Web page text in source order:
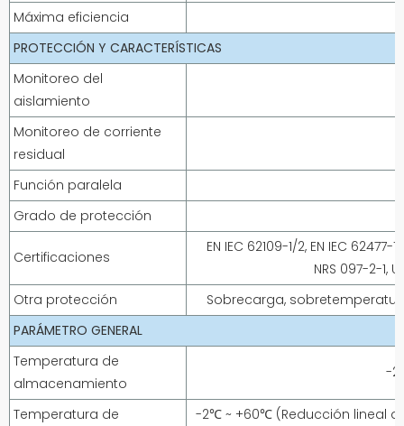
Máxima eficiencia
PROTECCIÓN Y CARACTERÍSTICAS
Monitoreo del
aislamiento
Monitoreo de corriente
residual
Función paralela
Grado de protección
Certificaciones
EN IEC 62109-1/2, EN IEC
NRS 097-2-1,
Otra protección
Sobrecarga,
PARÁMETRO GENERAL
Temperatura de
almacenamiento
-
Temperatura de
-2℃ ~ +60℃ (Reducción lineal